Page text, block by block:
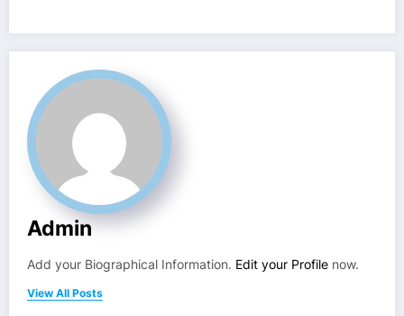
Admin
Add your Biographical Information. Edit your Profile now.
View All Posts